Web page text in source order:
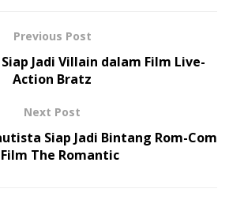
Previous Post
Jadi Villain dalam Film Live-
Action Bratz
Next Post
Siap Jadi Bintang Rom-Com
The Romantic